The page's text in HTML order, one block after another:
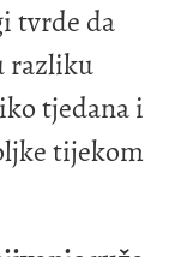
tvrde da
razliku
tjedana i
tijekom